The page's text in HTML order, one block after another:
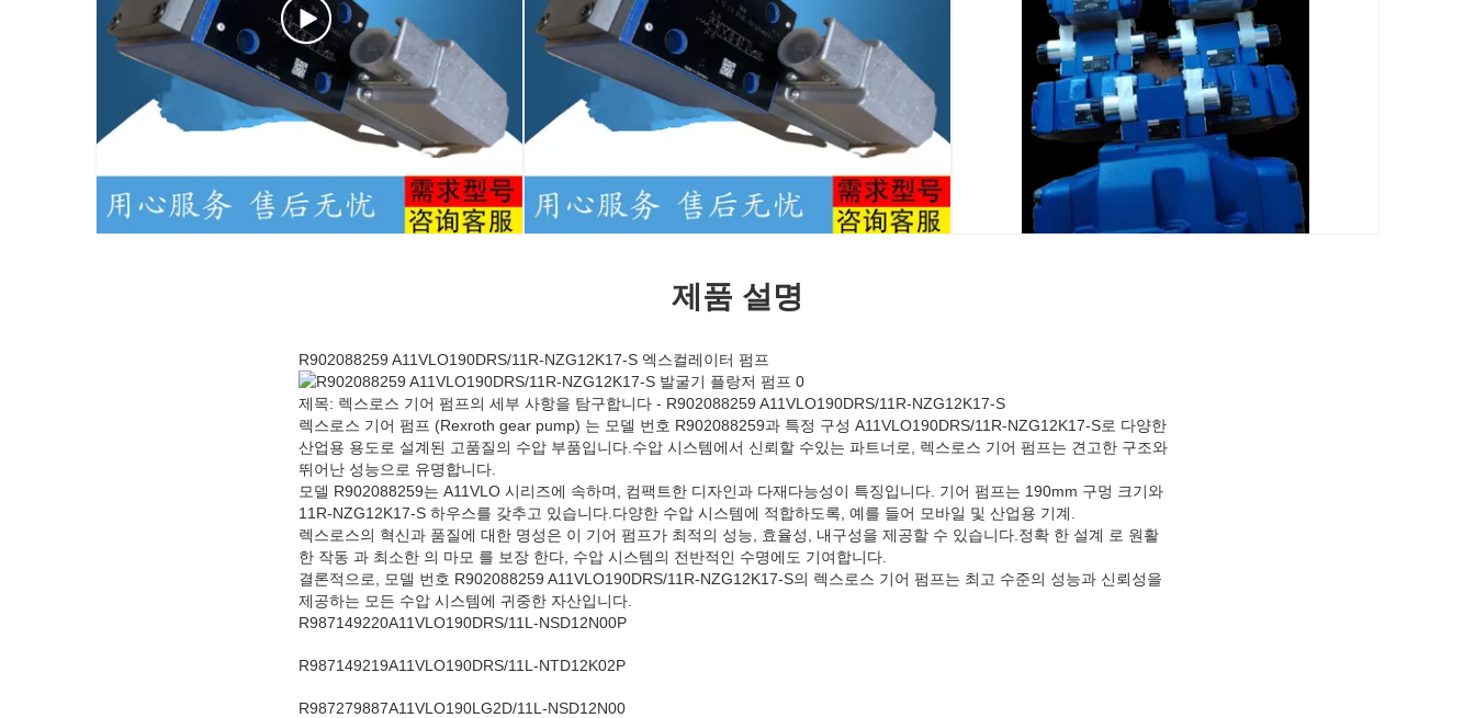
제품 설명
R902088259 A11VLO190DRS/11R-NZG12K17-S 엑스컬레이터 펌프
제목: 렉스로스 기어 펌프의 세부 사항을 탐구합니다 - R902088259 A11VLO190DRS/11R-NZG12K17-S
렉스로스 기어 펌프 (Rexroth gear pump) 는 모델 번호 R902088259과 특정 구성 A11VLO190DRS/11R-NZG12K17-S로 다양한
산업용 용도로 설계된 고품질의 수압 부품입니다.수압 시스템에서 신뢰할 수있는 파트너로, 렉스로스 기어 펌프는 견고한 구조와
뛰어난 성능으로 유명합니다.
모델 R902088259는 A11VLO 시리즈에 속하며, 컴팩트한 디자인과 다재다능성이 특징입니다. 기어 펌프는 190mm 구멍 크기와
11R-NZG12K17-S 하우스를 갖추고 있습니다.다양한 수압 시스템에 적합하도록, 예를 들어 모바일 및 산업용 기계.
렉스로스의 혁신과 품질에 대한 명성은 이 기어 펌프가 최적의 성능, 효율성, 내구성을 제공할 수 있습니다.정확 한 설계 로 원활
한 작동 과 최소한 의 마모 를 보장 한다, 수압 시스템의 전반적인 수명에도 기여합니다.
결론적으로, 모델 번호 R902088259 A11VLO190DRS/11R-NZG12K17-S의 렉스로스 기어 펌프는 최고 수준의 성능과 신뢰성을
제공하는 모든 수압 시스템에 귀중한 자산입니다.
R987149220A11VLO190DRS/11L-NSD12N00P
R987149219A11VLO190DRS/11L-NTD12K02P
R987279887A11VLO190LG2D/11L-NSD12N00